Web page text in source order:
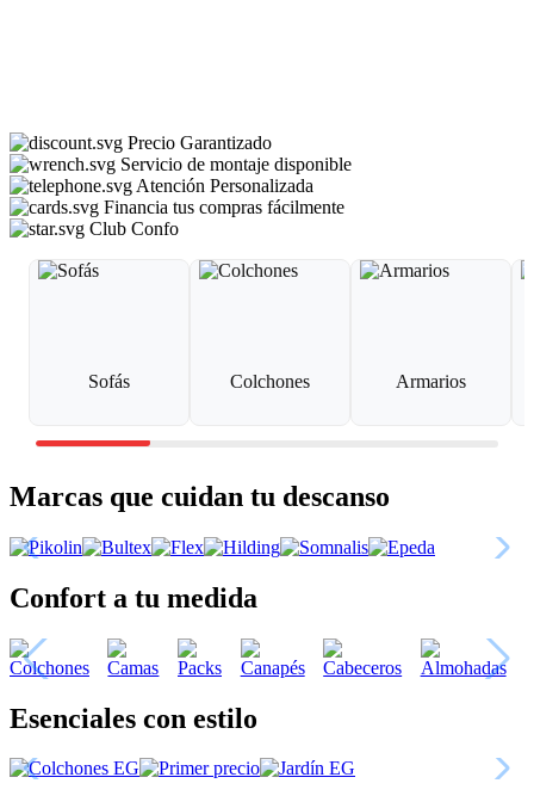
Precio Garantizado
Servicio de montaje disponible
Atención Personalizada
Financia tus compras fácilmente
Club Confo
Sofás Colchones Armarios
Marcas que cuidan tu descanso
Confort a tu medida
Esenciales con estilo